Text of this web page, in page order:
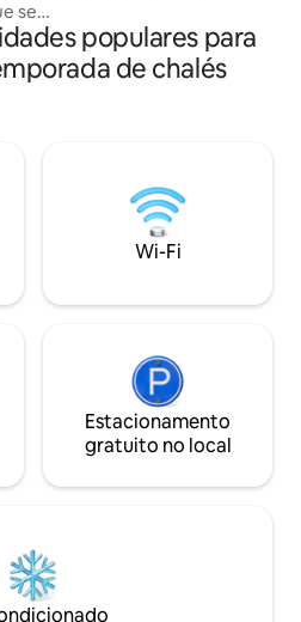
se
do século XIX!
existe hoje
é um paraíso
150 acres de
com a
simples da vida.
montanhas ao
Cabana dos anos
aquecimento/ar
Desfrute de
nas proximidades
especial
tranquilidade.
populares para
de chalés
Wi-Fi
Estacionamento
gratuito no local